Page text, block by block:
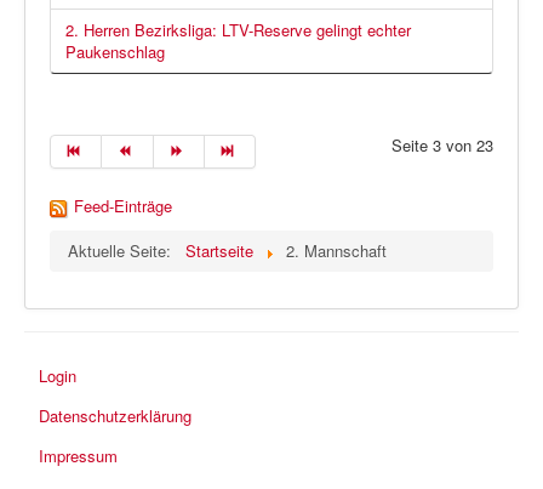
2. Herren Bezirksliga: LTV-Reserve gelingt echter
Paukenschlag
Seite 3 von 23
Feed-Einträge
Aktuelle Seite:
Startseite 2. Mannschaft
Login
Datenschutzerklärung
Impressum